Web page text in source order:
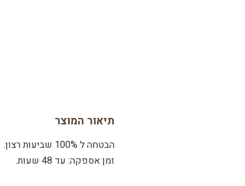
תיאור המוצר
הבטחה ל 100% שביעות רצון.
זמן אספקה: עד 48 שעות.